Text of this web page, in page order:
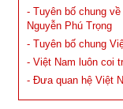
- Tuyên bố chung
Nguyễn Phú Trọng
- Tuyên bố chung
- Việt Nam luôn coi
- Đưa quan hệ Việt